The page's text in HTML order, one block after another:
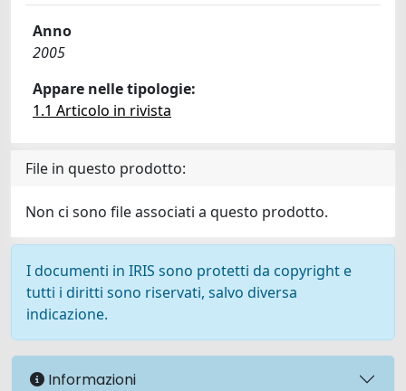
Anno
2005
Appare nelle tipologie:
1.1 Articolo in rivista
File in questo prodotto:
Non ci sono file associati a questo prodotto.
I documenti in IRIS sono protetti da copyright e
tutti i diritti sono riservati, salvo diversa
indicazione.
Informazioni